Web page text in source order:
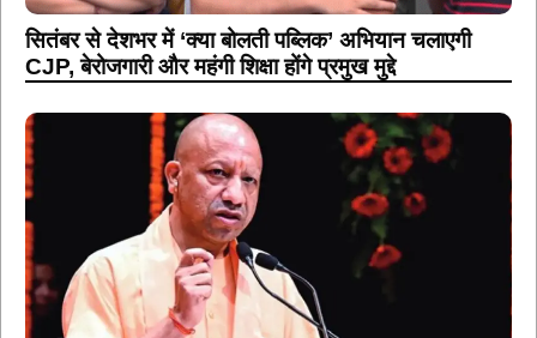
सितंबर से देशभर में ‘क्या बोलती पब्लिक’ अभियान चलाएगी
CJP, बेरोजगारी और महंगी शिक्षा होंगे प्रमुख मुद्दे